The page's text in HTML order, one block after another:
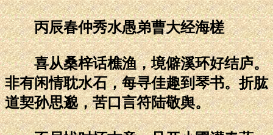
丙辰春仲秀水愚弟曹大经海槎
喜从桑梓话樵渔，境僻溪环好结庐。
非有闲情耽水石，每寻佳趣到琴书。折肱
道契孙思邈，苦口言符陆敬舆。